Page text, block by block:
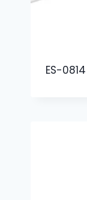
ES-0814